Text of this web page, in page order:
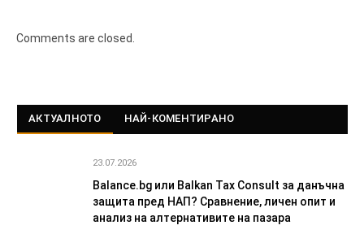
Comments are closed.
АКТУАЛНОТО НАЙ-КОМЕНТИРАНО
23.07.2026
Balance.bg или Balkan Tax Consult за данъчна
защита пред НАП? Сравнение, личен опит и
анализ на алтернативите на пазара